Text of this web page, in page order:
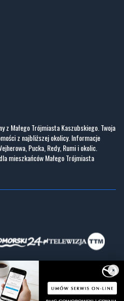
Małego Trójmiasta Kaszubskiego. Twoja
z najbliższej okolicy. Informacje
Pucka, Redy, Rumi i okolic.
mieszkańców Małego Trójmiasta
r.
×